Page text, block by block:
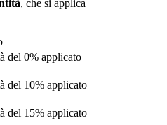
, che si applica
del 0% applicato
del 10% applicato
del 15% applicato